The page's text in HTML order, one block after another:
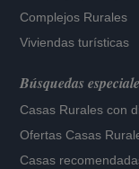
Complejos Rurales
Viviendas turísticas
Búsquedas
Casas Rurales con
Ofertas Casas
Casas